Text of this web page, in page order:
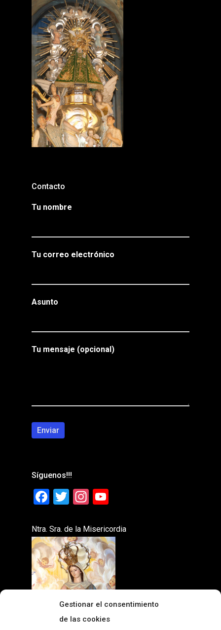
Gestionar el consentimiento
de las cookies
Contacto
Tu nombre
Tu correo electrónico
Asunto
Tu mensaje (opcional)
Síguenos!!!
Facebook
TwitterInstagram
Ntra. Sra. de la Misericordia